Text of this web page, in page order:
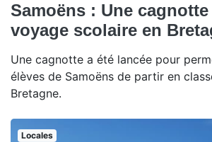
Samoëns : Une
voyage scolaire en
Une cagnotte a été lancée pour
élèves de Samoëns de partir en
Bretagne.
Locales